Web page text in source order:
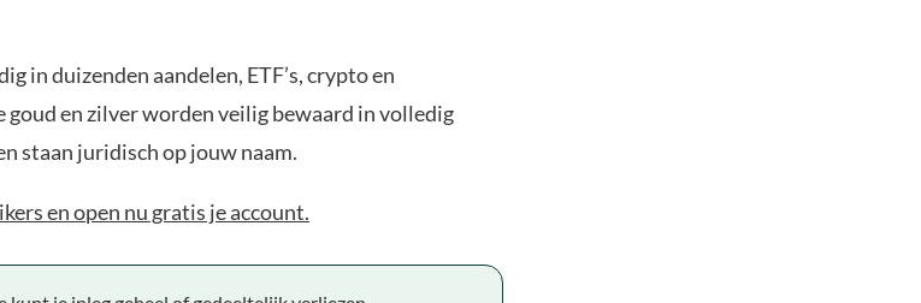
in duizenden aandelen, ETF’s, crypto en
goud en zilver worden veilig bewaard in volledig
staan juridisch op jouw naam.
en open nu gratis je account.